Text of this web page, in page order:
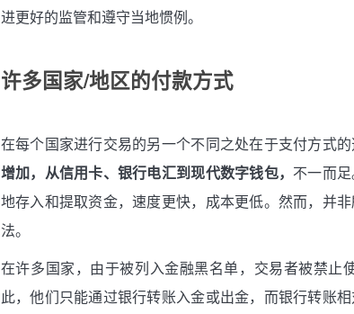
进更好的监管和遵守当地惯例。
许多国家/地区的付款方式
在每个国家进行交易的另一个不同之处在于支付方式的
增加，从信用卡、银行电汇到现代数字钱包， 不一而
地存入和提取资金，速度更快，成本更低。然而，并
法。
在许多国家，由于被列入金融黑名单，交易者被禁止
此，他们只能通过银行转账入金或出金，而银行转账